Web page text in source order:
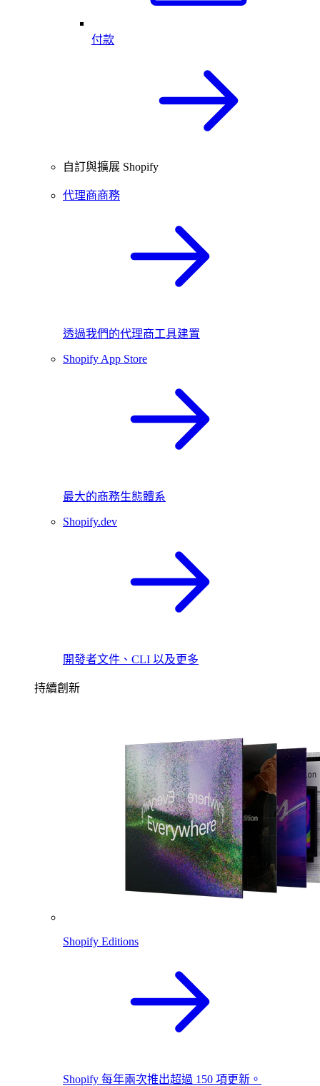
付款
自訂與擴展 Shopify
代理商商務
透過我們的代理商工具建置
Shopify App Store
最大的商務生態體系
Shopify.dev
開發者文件、CLI 以及更多
持續創新
Shopify Editions
Shopify 每年兩次推出超過 150 項更新。